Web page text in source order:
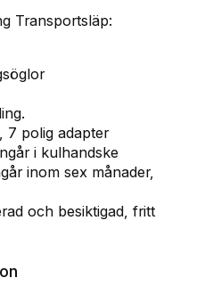
Transportsläp:
7 polig adapter
i kulhandske
inom sex månader,
och besiktigad, fritt